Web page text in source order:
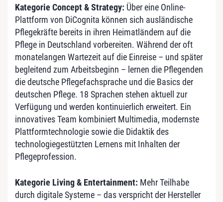
Kategorie Concept & Strategy: Über eine Online-
Plattform von DiCognita können sich ausländische
Pflegekräfte bereits in ihren Heimatländern auf die
Pflege in Deutschland vorbereiten. Während der oft
monatelangen Wartezeit auf die Einreise – und später
begleitend zum Arbeitsbeginn – lernen die Pflegenden
die deutsche Pflegefachsprache und die Basics der
deutschen Pflege. 18 Sprachen stehen aktuell zur
Verfügung und werden kontinuierlich erweitert. Ein
innovatives Team kombiniert Multimedia, modernste
Plattformtechnologie sowie die Didaktik des
technologiegestützten Lernens mit Inhalten der
Pflegeprofession.
Kategorie Living & Entertainment: Mehr Teilhabe
durch digitale Systeme – das verspricht der Hersteller